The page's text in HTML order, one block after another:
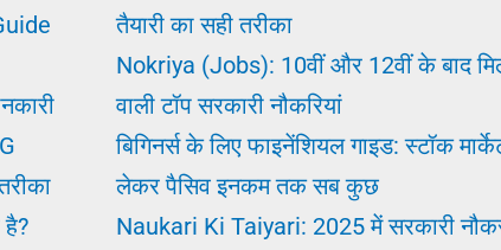
तैयारी का सही तरीका
Nokriya (Jobs): 10वीं और 12वीं के बाद
वाली टॉप सरकारी नौकरियां
बिगिनर्स के लिए फाइनेंशियल गाइड: स्टॉक
लेकर पैसिव इनकम तक सब कुछ
Naukari Ki Taiyari: 2025 में सरकारी